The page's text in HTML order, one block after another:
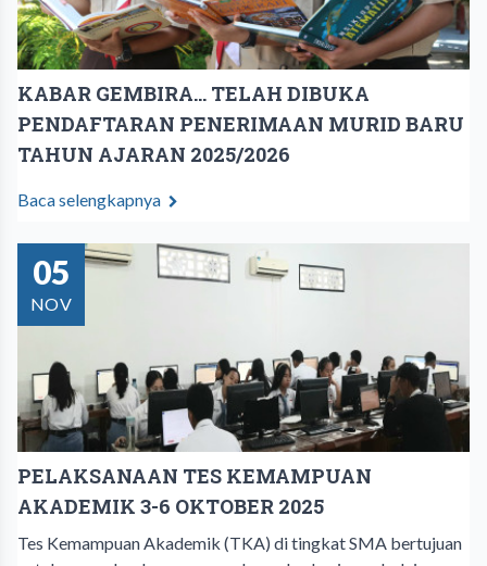
KABAR GEMBIRA... TELAH DIBUKA
PENDAFTARAN PENERIMAAN MURID BARU
TAHUN AJARAN 2025/2026
Baca selengkapnya
05
NOV
PELAKSANAAN TES KEMAMPUAN
AKADEMIK 3-6 OKTOBER 2025
Tes Kemampuan Akademik (TKA) di tingkat SMA bertujuan